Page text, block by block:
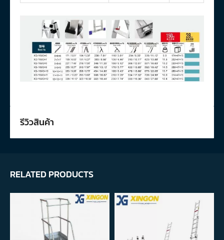
รีวิวสินค้า
RELATED PRODUCTS